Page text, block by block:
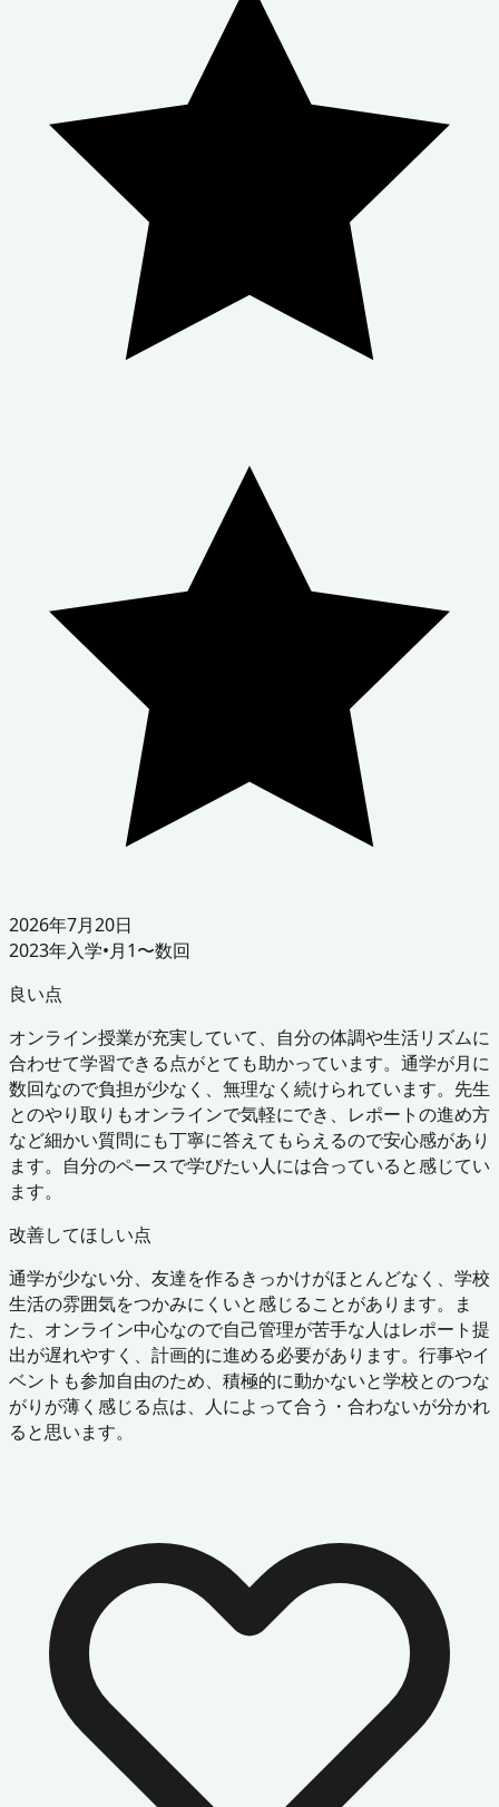
2026年7月20日
2023年入学•月1〜数回
良い点
オンライン授業が充実していて、自分の体調や生活リズムに
合わせて学習できる点がとても助かっています。通学が月に
数回なので負担が少なく、無理なく続けられています。先生
とのやり取りもオンラインで気軽にでき、レポートの進め方
など細かい質問にも丁寧に答えてもらえるので安心感があり
ます。自分のペースで学びたい人には合っていると感じてい
ます。
改善してほしい点
通学が少ない分、友達を作るきっかけがほとんどなく、学校
生活の雰囲気をつかみにくいと感じることがあります。ま
た、オンライン中心なので自己管理が苦手な人はレポート提
出が遅れやすく、計画的に進める必要があります。行事やイ
ベントも参加自由のため、積極的に動かないと学校とのつな
がりが薄く感じる点は、人によって合う・合わないが分かれ
ると思います。